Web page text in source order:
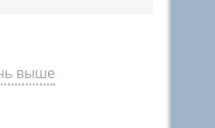
выше